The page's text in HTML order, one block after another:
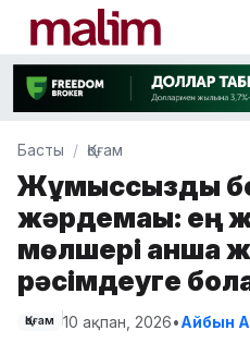
Басты Қоғам
Жұмыссыздық
жәрдемақы: ең
мөлшері қанша
рәсімдеуге
Қоғам 10 ақпан, 2026•Айбын